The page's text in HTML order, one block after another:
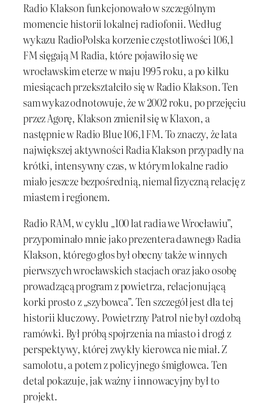
Radio Klakson funkcjonowało w szczególnym
momencie historii lokalnej radiofonii. Według
wykazu RadioPolska korzenie częstotliwości 106,1
FM sięgają M Radia, które pojawiło się we
wrocławskim eterze w maju 1995 roku, a po kilku
miesiącach przekształciło się w Radio Klakson. Ten
sam wykaz odnotowuje, że w 2002 roku, po przejęciu
przez Agorę, Klakson zmienił się w Klaxon, a
następnie w Radio Blue 106,1 FM. To znaczy, że lata
największej aktywności Radia Klakson przypadły na
krótki, intensywny czas, w którym lokalne radio
miało jeszcze bezpośrednią, niemal fizyczną relację z
miastem i regionem.
Radio RAM, w cyklu „100 lat radia we Wrocławiu”,
przypominało mnie jako prezentera dawnego Radia
Klakson, którego głos był obecny także w innych
pierwszych wrocławskich stacjach oraz jako osobę
prowadzącą program z powietrza, relacjonującą
korki prosto z „szybowca”. Ten szczegół jest dla tej
historii kluczowy. Powietrzny Patrol nie był ozdobą
ramówki. Był próbą spojrzenia na miasto i drogi z
perspektywy, której zwykły kierowca nie miał. Z
samolotu, a potem z policyjnego śmigłowca. Ten
detal pokazuje, jak ważny i innowacyjny był to
projekt.